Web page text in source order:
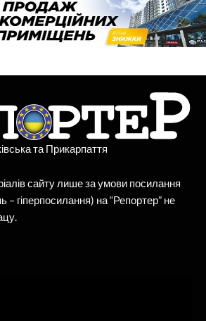
та Прикарпаття
сайту лише за умови посилання
– гіперпосилання) на “Репортер” не